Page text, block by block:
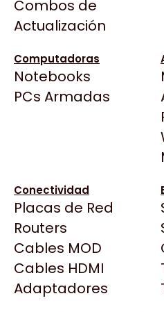
Combos de
Actualización
Computadoras
Notebooks
PCs Armadas
Conectividad
Placas de Red
Routers
Cables MOD
Cables HDMI
Adaptadores
Asrock
BenQ
CX
Cooler Master
Deepcool
Dell
EVGA
Gamemax
Genesis
Genius
Todas las Tiendas
Click Gaming
Compufan Store
Dinobyte
Full H4rd
Gaming City
Gezatek
EPSON NETWORK
P/DS70000/60000/
$207.991
Ver producto en la